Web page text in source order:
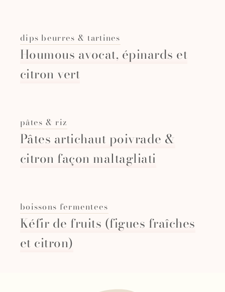
dips beurres & tartines
Houmous avocat, épinards et
citron vert
pâtes & riz
Pâtes artichaut poivrade &
citron façon maltagliati
boissons fermentees
Kéfir de fruits (figues fraîches
et citron)